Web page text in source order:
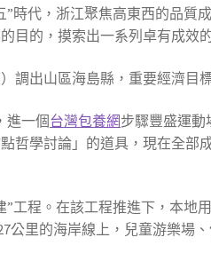
時代，浙江聚焦高東西的品質
目的，摸索出一系列卓有成效
調出山區海島縣，重要經濟目
進一個台灣包養網步驟豐盛運
哲學討論」的道具，現在全
工程。在該工程推進下，本
公里的海岸線上，兒童游樂場